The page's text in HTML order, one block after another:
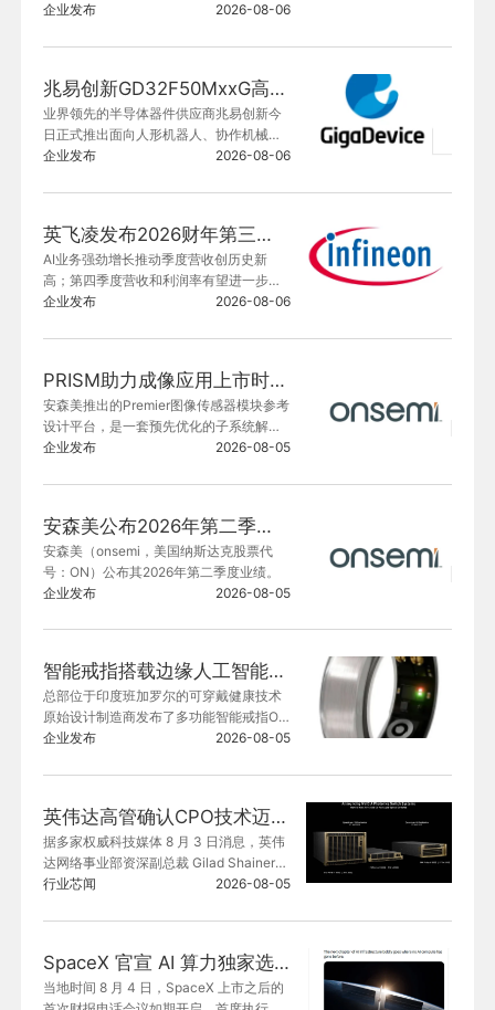
布，其新一代电子研发协同平台解决方案
企业发布 2026-08-06
兆易创新GD32F50MxxG高集成电机控制MCU发布，赋能人形机器人关节驱动革新
业界领先的半导体器件供应商兆易创新今
日正式推出面向人形机器人、协作机械
臂、灵巧手的GD32F50MxxG系列高集成
企业发布 2026-08-06
英飞凌发布2026财年第三季度运营成果
AI业务强劲增长推动季度营收创历史新
高；第四季度营收和利润率有望进一步显
著提升
企业发布 2026-08-06
PRISM助力成像应用上市时间缩短六个月，实战指南一文解读
安森美推出的Premier图像传感器模块参考
设计平台，是一套预先优化的子系统解决
方案，旨在简化数字成像产品的开发流
校、已优化的模块化器件，这些器件经过
建量身打造。
企业发布 2026-08-05
安森美公布2026年第二季度业绩
安森美（onsemi，美国纳斯达克股票代
号：ON）公布其2026年第二季度业绩。
企业发布
2026-08-05
智能戒指搭载边缘人工智能以采集并分析生命体征数据，并通过 Nordic Semiconductor 超低功耗无线微控制器向家人和临床医生发送通知
总部位于印度班加罗尔的可穿戴健康技术
原始设计制造商发布了多功能智能戒指Or
byt，可采集和分析八项关键健康指标以监
Nordic Semiconductor多协议nRF52840
器，可全天候监测各项生命体征，包括心
率、血氧饱和度、皮肤温度、活动量和睡
眠质量。
企业发布 2026-08-05
英伟达高管确认CPO技术迈入量产阶段
据多家权威科技媒体 8 月 3 日消息，英伟
达网络事业部资深副总裁 Gilad Shainer
在行业技术论坛公开确认，共封装光学
PO 方案的 Spectrum-X 交换机已经开始
行业芯闻 2026-08-05
SpaceX 官宣 AI 算力独家选用英伟达架构
当地时间 8 月 4 日，SpaceX 上市之后的